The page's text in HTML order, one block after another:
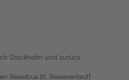
Stockholm und zurück
Reisebus (lt. Reiseverlauf)